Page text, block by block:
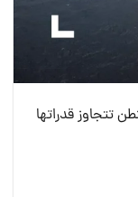
تتجاوز قدراتها